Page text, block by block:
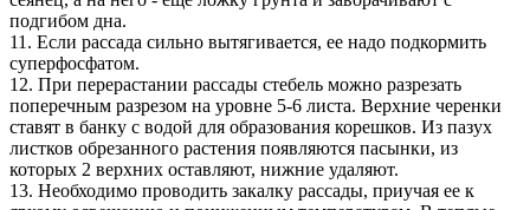
подгибом дна.
11. Если рассада сильно вытягивается, ее надо подкормить
суперфосфатом.
12. При перерастании рассады стебель можно разрезать
поперечным разрезом на уровне 5-6 листа. Верхние черенки
ставят в банку с водой для образования корешков. Из пазух
листков обрезанного растения появляются пасынки, из
которых 2 верхних оставляют, нижние удаляют.
13. Необходимо проводить закалку рассады, приучая ее к